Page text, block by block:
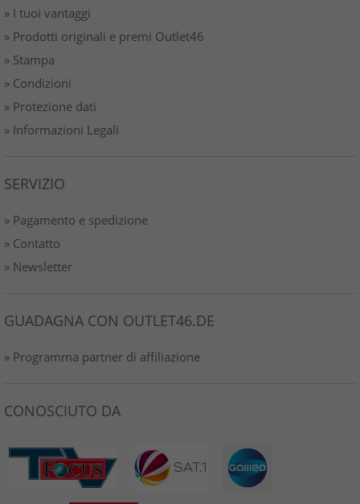
» I tuoi vantaggi
» Prodotti originali e premi Outlet46
» Stampa
» Condizioni
» Protezione dati
» Informazioni Legali
SERVIZIO
» Pagamento e spedizione
» Contatto
» Newsletter
GUADAGNA CON OUTLET46.DE
» Programma partner di affiliazione
CONOSCIUTO DA